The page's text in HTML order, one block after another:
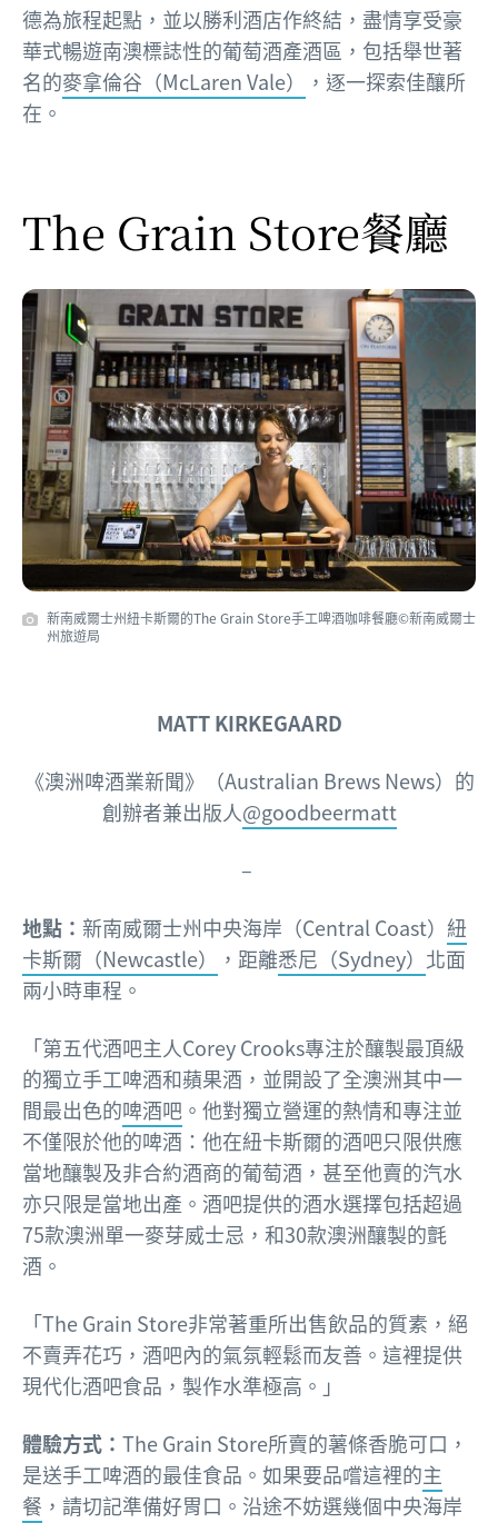
德為旅程起點，並以勝利酒店作終結，盡情享受豪
華式暢遊南澳標誌性的葡萄酒產酒區，包括舉世著
名的麥拿倫谷（McLaren Vale）
，逐一探索佳釀所
在。
The Grain Store餐廳
新南威爾士州紐卡斯爾的The Grain Store手工啤酒咖啡餐廳©新南威爾士
州旅遊局
MATT KIRKEGAARD
《澳洲啤酒業新聞》（Australian Brews News）的
創辦者兼出版人@goodbeermatt
–
地點： 新南威爾士州中央海岸（Central Coast） 紐
卡斯爾（Newcastle）
，距離悉尼（Sydney） 北面
兩小時車程。
「第五代酒吧主人Corey Crooks專注於釀製最頂級
的獨立手工啤酒和蘋果酒，並開設了全澳洲其中一
間最出色的啤酒吧 。他對獨立營運的熱情和專注並
不僅限於他的啤酒：他在紐卡斯爾的酒吧只限供應
當地釀製及非合約酒商的葡萄酒，甚至他賣的汽水
亦只限是當地出產。酒吧提供的酒水選擇包括超過
75款澳洲單一麥芽威士忌，和30款澳洲釀製的氈
酒。
「The Grain Store非常著重所出售飲品的質素，絕
不賣弄花巧，酒吧內的氣氛輕鬆而友善。這裡提供
現代化酒吧食品，製作水準極高。」
體驗方式： The Grain Store所賣的薯條香脆可口，
是送手工啤酒的最佳食品。如果要品嚐這裡的主
餐 ，請切記準備好胃口。沿途不妨選幾個中央海岸